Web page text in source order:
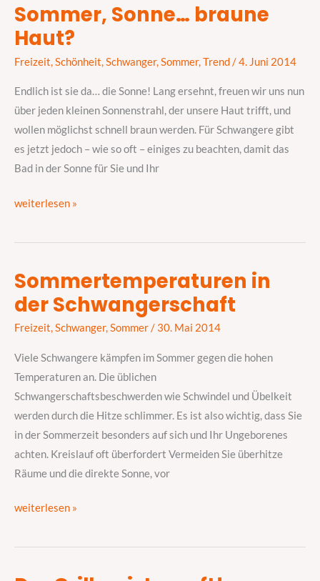
Sommer, Sonne… braune
Haut?
Freizeit,Schönheit,Schwanger,Sommer,Trend/4. Juni 2014
Endlich ist sie da… die Sonne! Lang ersehnt, freuen wir uns nun
über jeden kleinen Sonnenstrahl, der unsere Haut trifft, und
wollen möglichst schnell braun werden. Für Schwangere gibt
es jetzt jedoch – wie so oft – einiges zu beachten, damit das
Bad in der Sonne für Sie und Ihr
Sommer,
Sonne…
Haut?
weiterlesen »
Sommertemperaturen in
der Schwangerschaft
Freizeit,Schwanger,Sommer/ 30. Mai 2014
Viele Schwangere kämpfen im Sommer gegen die hohen
Temperaturen an. Die üblichen
Schwangerschaftsbeschwerden wie Schwindel und Übelkeit
werden durch die Hitze schlimmer. Es ist also wichtig, dass Sie
in der Sommerzeit besonders auf sich und Ihr Ungeborenes
achten. Kreislauf oft überfordert Vermeiden Sie überhitze
Räume und die direkte Sonne, vor
Sommertemperaturen
in
Schwangerschaft
weiterlesen »